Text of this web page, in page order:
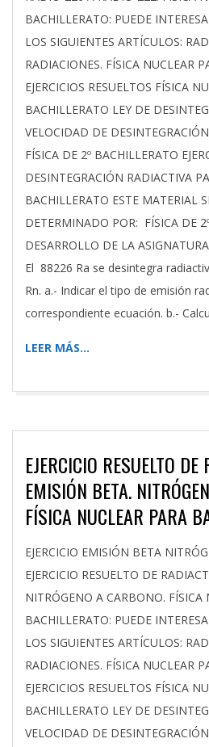
BACHILLERATO: PUEDE
LOS SIGUIENTES ARTÍCULOS:
RADIACIONES. FÍSICA NUCLEAR
EJERCICIOS RESUELTOS FÍSICA
BACHILLERATO LEY DE
VELOCIDAD DE
FÍSICA DE 2º BACHILLERATO
DESINTEGRACIÓN RADIACTIVA
BACHILLERATO ESTE MATERIAL
DETERMINADO POR: FÍSICA DE
DESARROLLO DE LA
El 88226 Ra se desintegra
Rn. a.- Indicar el tipo de emisión
correspondiente ecuación. b.-
LEER MÁS…
EJERCICIO RESUELTO
EMISIÓN BETA.
FÍSICA NUCLEAR PARA
2026-
03-
15
EJERCICIO EMISIÓN BETA
EJERCICIO RESUELTO DE
NITRÓGENO A CARBONO. FÍSICA
BACHILLERATO: PUEDE
LOS SIGUIENTES ARTÍCULOS:
RADIACIONES. FÍSICA NUCLEAR
EJERCICIOS RESUELTOS FÍSICA
BACHILLERATO LEY DE
VELOCIDAD DE